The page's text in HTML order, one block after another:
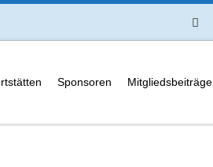
Sponsoren Mitgliedsbeiträge